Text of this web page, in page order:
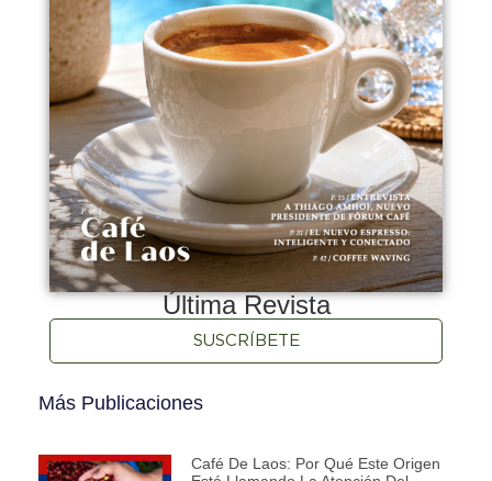
Última Revista
SUSCRÍBETE
Más Publicaciones
Café De Laos: Por Qué Este Origen